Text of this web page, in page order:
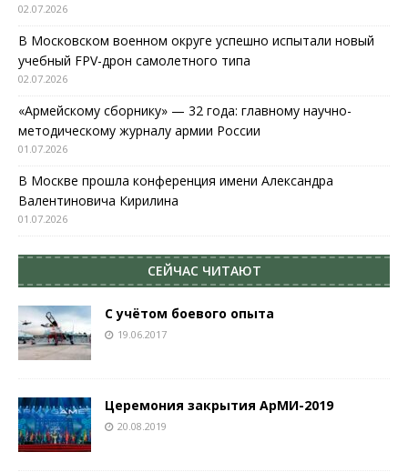
02.07.2026
В Московском военном округе успешно испытали новый
учебный FPV-дрон самолетного типа
02.07.2026
«Армейскому сборнику» — 32 года: главному научно-
методическому журналу армии России
01.07.2026
В Москве прошла конференция имени Александра
Валентиновича Кирилина
01.07.2026
СЕЙЧАС ЧИТАЮТ
С учётом боевого опыта
19.06.2017
Церемония закрытия АрМИ-2019
20.08.2019